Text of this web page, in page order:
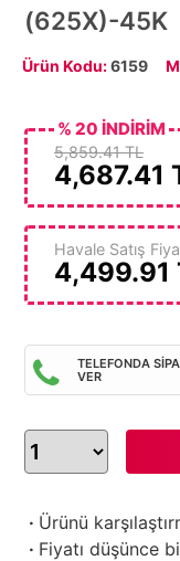
(625X)-45K
Ürün Kodu:6159
5,859.41 TL
4,687.41
% 20 İNDİRİM
Havale Satış
4,499.91
TELEFONDA
VER
· Ürünü
· Fiyatı düşünce